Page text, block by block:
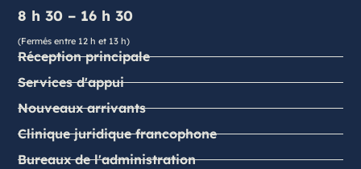
8 h 30 – 16 h 30
(Fermés entre 12 h et 13 h)
Réception principale
Services d'appui
Nouveaux arrivants
Clinique juridique francophone
Bureaux de l'administration